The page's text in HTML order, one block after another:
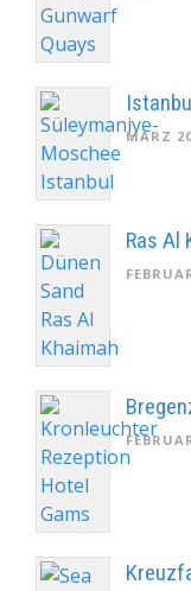
MÄRZ
Ras Al